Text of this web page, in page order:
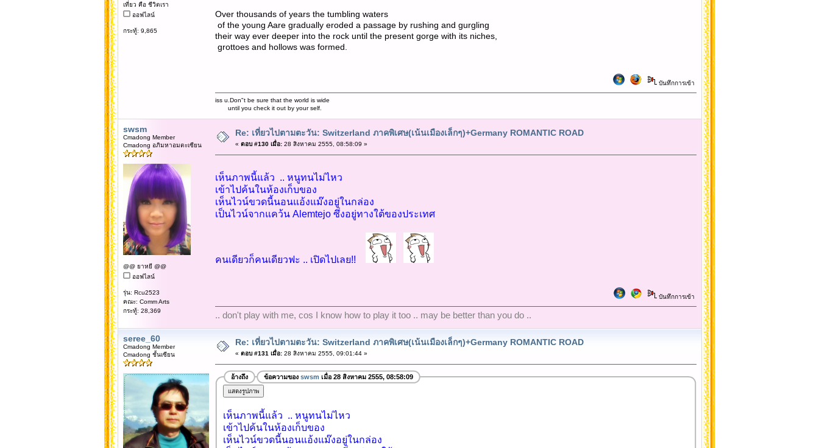
เที่ยว คือ ชีวิตเรา
ออฟไลน์
กระทู้: 9,865
Over thousands of years the tumbling waters
of the young Aare gradually eroded a passage by rushing and gurgling
their way ever deeper into the rock until the present gorge with its niches,
grottoes and hollows was formed.
บันทึกการเข้า
iss u.Don"t be sure that the world is wide
until you check it out by your self.
swsm
Cmadong Member
Cmadong อภิมหาอมตะเซียน
@@ ยาหยี @@
ออฟไลน์
รุ่น: Rcu2523
คณะ: Comm Arts
กระทู้: 28,369
Re: เที่ยวไปตามตะวัน: Switzerland ภาคพิเศษ(เน้นเมืองเล็กๆ)+Germany ROMANTIC ROAD
« ตอบ #130 เมื่อ:28 สิงหาคม 2555, 08:58:09 »
เห็นภาพนี้แล้ว .. หนูทนไม่ไหว
เข้าไปค้นในห้องเก็บของ
เห็นไวน์ขวดนี้นอนแอ้งแม๊งอยู่ในกล่อง
เป็นไวน์จากแคว้น Alemtejo ซึ่งอยู่ทางใต้ของประเทศ
คนเดียวก็คนเดียวฟะ .. เปิดไปเลย!!
บันทึกการเข้า
.. don't play with me, cos I know how to play it too .. may be better than you do ..
seree_60
Cmadong Member
Cmadong ชั้นเซียน
Re: เที่ยวไปตามตะวัน: Switzerland ภาคพิเศษ(เน้นเมืองเล็กๆ)+Germany ROMANTIC ROAD
« ตอบ #131 เมื่อ:28 สิงหาคม 2555, 09:01:44 »
อ้างถึง ข้อความของ swsm เมื่อ 28 สิงหาคม 2555, 08:58:09
เห็นภาพนี้แล้ว .. หนูทนไม่ไหว
เข้าไปค้นในห้องเก็บของ
เห็นไวน์ขวดนี้นอนแอ้งแม๊งอยู่ในกล่อง